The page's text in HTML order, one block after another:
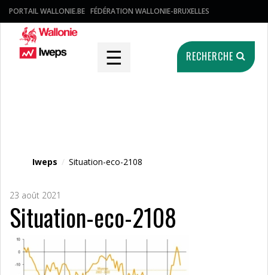
PORTAIL WALLONIE.BE FÉDÉRATION WALLONIE-BRUXELLES
☰ RECHERCHE
Iweps / Situation-eco-2108
23 août 2021
Situation-eco-2108